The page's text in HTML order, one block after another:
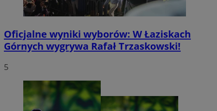
Oficjalne wyniki wyborów: W Łaziskach
Górnych wygrywa Rafał Trzaskowski!
5